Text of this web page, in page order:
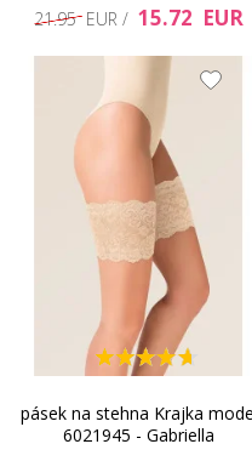
21.95 EUR / 15.72 EUR
pásek na stehna Krajka
6021945 - Gabriella